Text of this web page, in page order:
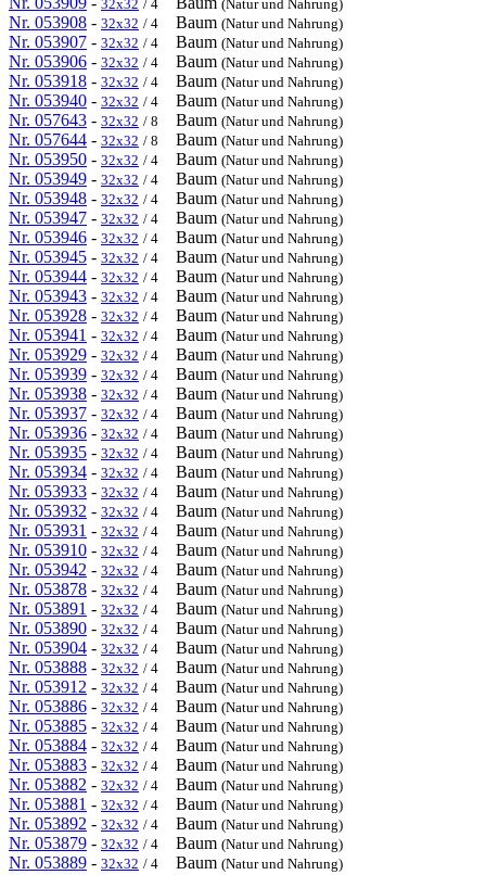
32x32 / 4 (Natur und Nahrung)
Nr. 053908 - 32x32 / 4 Baum (Natur und Nahrung)
Nr. 053907 - 32x32 / 4 Baum (Natur und Nahrung)
Nr. 053906 - 32x32 / 4 Baum (Natur und Nahrung)
Nr. 053918 - 32x32 / 4 Baum (Natur und Nahrung)
Nr. 053940 - 32x32 / 4 Baum (Natur und Nahrung)
Nr. 057643 - 32x32 / 8 Baum (Natur und Nahrung)
Nr. 057644 - 32x32 / 8 Baum (Natur und Nahrung)
Nr. 053950 - 32x32 / 4 Baum (Natur und Nahrung)
Nr. 053949 - 32x32 / 4 Baum (Natur und Nahrung)
Nr. 053948 - 32x32 / 4 Baum (Natur und Nahrung)
Nr. 053947 - 32x32 / 4 Baum (Natur und Nahrung)
Nr. 053946 - 32x32 / 4 Baum (Natur und Nahrung)
Nr. 053945 - 32x32 / 4 Baum (Natur und Nahrung)
Nr. 053944 - 32x32 / 4 Baum (Natur und Nahrung)
Nr. 053943 - 32x32 / 4 Baum (Natur und Nahrung)
Nr. 053928 - 32x32 / 4 Baum (Natur und Nahrung)
Nr. 053941 - 32x32 / 4 Baum (Natur und Nahrung)
Nr. 053929 - 32x32 / 4 Baum (Natur und Nahrung)
Nr. 053939 - 32x32 / 4 Baum (Natur und Nahrung)
Nr. 053938 - 32x32 / 4 Baum (Natur und Nahrung)
Nr. 053937 - 32x32 / 4 Baum (Natur und Nahrung)
Nr. 053936 - 32x32 / 4 Baum (Natur und Nahrung)
Nr. 053935 - 32x32 / 4 Baum (Natur und Nahrung)
Nr. 053934 - 32x32 / 4 Baum (Natur und Nahrung)
Nr. 053933 - 32x32 / 4 Baum (Natur und Nahrung)
Nr. 053932 - 32x32 / 4 Baum (Natur und Nahrung)
Nr. 053931 - 32x32 / 4 Baum (Natur und Nahrung)
Nr. 053910 - 32x32 / 4 Baum (Natur und Nahrung)
Nr. 053942 - 32x32 / 4 Baum (Natur und Nahrung)
Nr. 053878 - 32x32 / 4 Baum (Natur und Nahrung)
Nr. 053891 - 32x32 / 4 Baum (Natur und Nahrung)
Nr. 053890 - 32x32 / 4 Baum (Natur und Nahrung)
Nr. 053904 - 32x32 / 4 Baum (Natur und Nahrung)
Nr. 053888 - 32x32 / 4 Baum (Natur und Nahrung)
Nr. 053912 - 32x32 / 4 Baum (Natur und Nahrung)
Nr. 053886 - 32x32 / 4 Baum (Natur und Nahrung)
Nr. 053885 - 32x32 / 4 Baum (Natur und Nahrung)
Nr. 053884 - 32x32 / 4 Baum (Natur und Nahrung)
Nr. 053883 - 32x32 / 4 Baum (Natur und Nahrung)
Nr. 053882 - 32x32 / 4 Baum (Natur und Nahrung)
Nr. 053881 - 32x32 / 4 Baum (Natur und Nahrung)
Nr. 053892 - 32x32 / 4 Baum (Natur und Nahrung)
Nr. 053879 - 32x32 / 4 Baum (Natur und Nahrung)
Nr. 053889 - 32x32 / 4 Baum (Natur und Nahrung)